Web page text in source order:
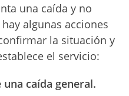
una caída y no
algunas acciones
la situación y
el servicio:
caída general.